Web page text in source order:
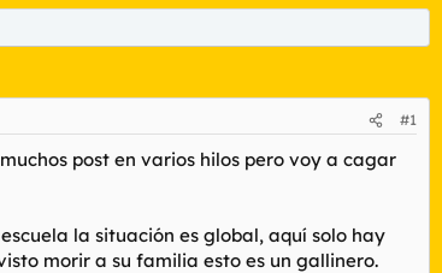
#1
post en varios hilos pero voy a cagar
la situación es global, aquí solo hay
morir a su familia esto es un gallinero.